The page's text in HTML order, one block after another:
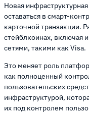
Новая
оставаться в смарт-
карточной транзакции.
стейблкоинах, включая
сетями, такими как Visa.
Это меняет роль
как полноценный
пользовательских
инфраструктурой,
их под контролем